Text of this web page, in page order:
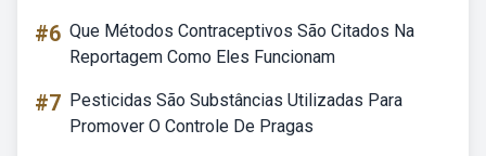
#6 Que Métodos Contraceptivos São Citados Na
Reportagem Como Eles Funcionam
#7 Pesticidas São Substâncias Utilizadas Para
Promover O Controle De Pragas